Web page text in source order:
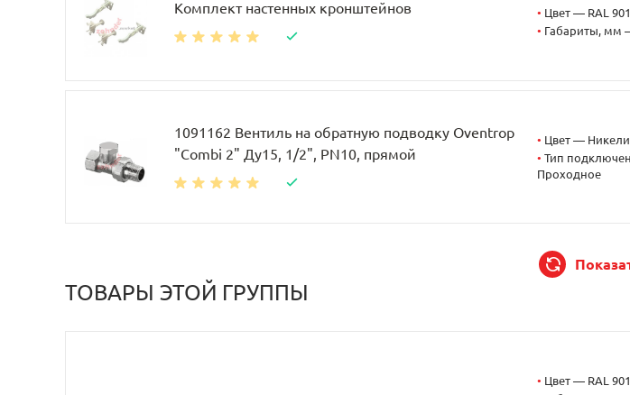
Комплект настенных кронштейнов • Цвет — RAL
• Габариты, мм
1091162 Вентиль на обратную подводку Oventrop
"Combi 2" Ду15, 1/2", PN10, прямой
• Цвет —
• Тип
Проходное
ТОВАРЫ ЭТОЙ ГРУППЫ
• Цвет — RAL